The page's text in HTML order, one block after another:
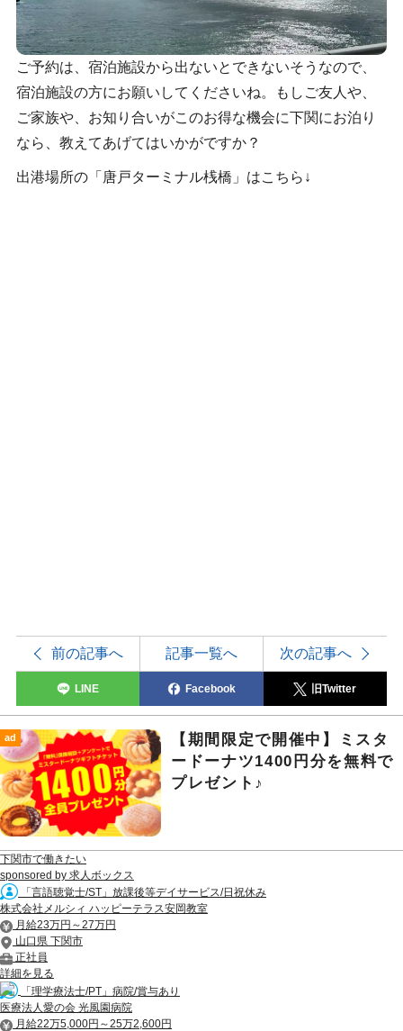
ご予約は、宿泊施設から出ないとできないそうなので、
宿泊施設の方にお願いしてくださいね。もしご友人や、
ご家族や、お知り合いがこのお得な機会に下関にお泊り
なら、教えてあげてはいかがですか？
出港場所の「唐戸ターミナル桟橋」はこちら↓
前の記事へ 記事一覧へ 次の記事へ
LINE Facebook 旧Twitter
ad
【期間限定で開催中】ミスタ
ードーナツ1400円分を無料で
プレゼント♪
下関市で働きたい
sponsored by 求人ボックス
「言語聴覚士/ST」放課後等デイサービス/日祝休み
株式会社メルシィ ハッピーテラス安岡教室
月給23万円～27万円
山口県 下関市
正社員
詳細を見る
「理学療法士/PT」病院/賞与あり
医療法人愛の会 光風園病院
月給22万5,000円～25万2,600円